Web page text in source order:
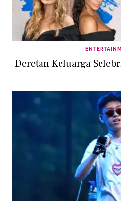
Deretan Keluarga